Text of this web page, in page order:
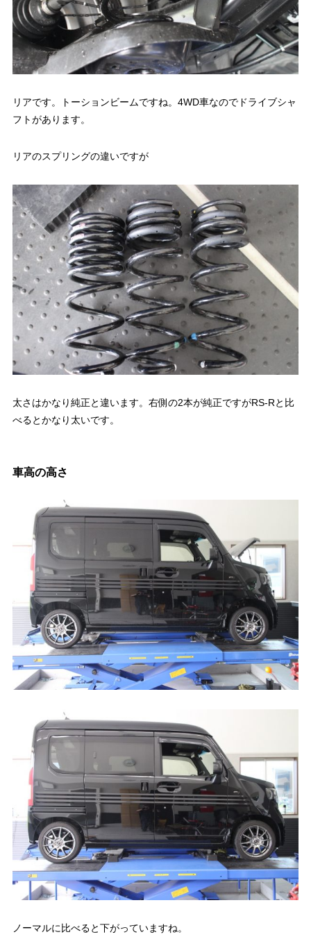
リアです。トーションビームですね。4WD車なのでドライブシャ
フトがあります。
リアのスプリングの違いですが
太さはかなり純正と違います。右側の2本が純正ですがRS-Rと比
べるとかなり太いです。
車高の高さ
ノーマルに比べると下がっていますね。